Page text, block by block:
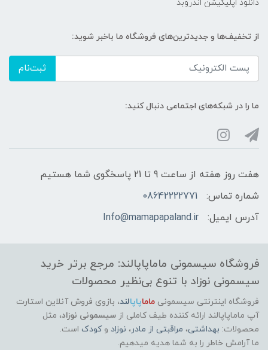
دانلود اپلیکیشن اندروبد
از تخفیف‌ها و جدیدترین‌های فروشگاه ما باخبر شوید:
ثبت‌نام
ما را در شبکه‌های اجتماعی دنبال کنید:
هفت روز هفته از ساعت 9 تا 21 پاسخگوی شما هستیم
شماره تماس:
08642222771
آدرس ایمیل:
Info@mamapapaland.ir
فروشگاه سیسمونی ماماپاپالند: مرجع برتر خرید
سیسمونی نوزاد با تنوع بی‌نظیر محصولات
فروشگاه اینترنتی سیسمونی ماماپاپالند، بازوی فروش آنلاین استارت
آپ ماماپاپالند ارائه کننده طیف کاملی از سیسمونی نوزاد، مثل
محصولات: بهداشتی، مراقبتی از مادر، نوزاد وکودک است.
ما آرامش خاطر را به شما هدیه میدهیم.